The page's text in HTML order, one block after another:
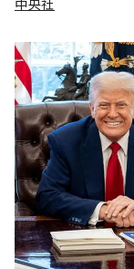
中央社